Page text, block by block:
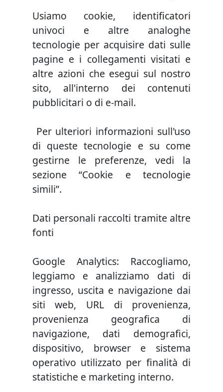
Usiamo cookie, identificatori
univoci e altre analoghe
tecnologie per acquisire dati sulle
pagine e i collegamenti visitati e
altre azioni che esegui sul nostro
sito, all'interno dei contenuti
pubblicitari o di e-mail.
Per ulteriori informazioni sull'uso
di queste tecnologie e su come
gestirne le preferenze, vedi la
sezione “Cookie e tecnologie
simili”.
Dati personali raccolti tramite altre
fonti
Google Analytics: Raccogliamo,
leggiamo e analizziamo dati di
ingresso, uscita e navigazione dai
siti web, URL di provenienza,
provenienza geografica di
navigazione, dati demografici,
dispositivo, browser e sistema
operativo utilizzato per finalità di
statistiche e marketing interno.